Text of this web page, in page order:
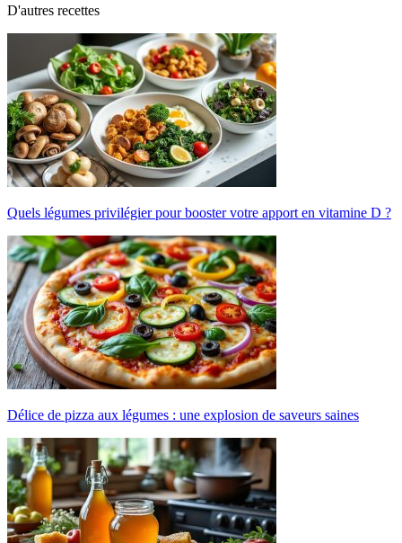
D'autres recettes
Quels légumes privilégier pour booster votre apport en vitamine D ?
Délice de pizza aux légumes : une explosion de saveurs saines